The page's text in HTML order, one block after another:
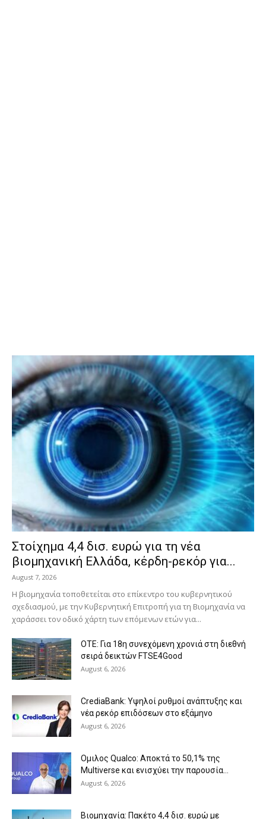
Στοίχημα 4,4 δισ. ευρώ για τη νέα
βιομηχανική Ελλάδα, κέρδη-ρεκόρ για...
August 7, 2026
Η βιομηχανία τοποθετείται στο επίκεντρο του κυβερνητικού
σχεδιασμού, με την Κυβερνητική Επιτροπή για τη Βιομηχανία να
χαράσσει τον οδικό χάρτη των επόμενων ετών για...
ΟΤΕ: Για 18η συνεχόμενη χρονιά στη διεθνή
σειρά δεικτών FTSE4Good
August 6, 2026
CrediaBank: Υψηλοί ρυθμοί ανάπτυξης και
νέα ρεκόρ επιδόσεων στο εξάμηνο
August 6, 2026
Ομιλος Qualco: Αποκτά το 50,1% της
Multiverse και ενισχύει την παρουσία...
August 6, 2026
Βιομηχανία: Πακέτο 4,4 δισ. ευρώ με